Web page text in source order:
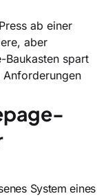
ab einer
aber
Baukasten spart
System eines